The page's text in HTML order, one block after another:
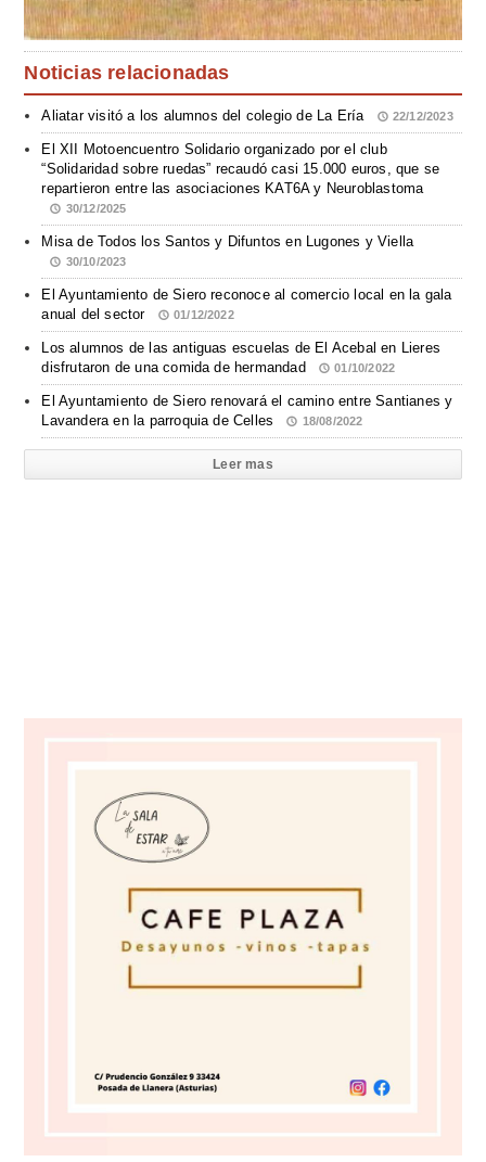
Noticias relacionadas
Aliatar visitó a los alumnos del colegio de La Ería 22/12/2023
El XII Motoencuentro Solidario organizado por el club
“Solidaridad sobre ruedas” recaudó casi 15.000 euros, que se
repartieron entre las asociaciones KAT6A y Neuroblastoma
30/12/2025
Misa de Todos los Santos y Difuntos en Lugones y Viella
30/10/2023
El Ayuntamiento de Siero reconoce al comercio local en la gala
anual del sector
01/12/2022
Los alumnos de las antiguas escuelas de El Acebal en Lieres
disfrutaron de una comida de hermandad
01/10/2022
El Ayuntamiento de Siero renovará el camino entre Santianes y
Lavandera en la parroquia de Celles
18/08/2022
Leer mas